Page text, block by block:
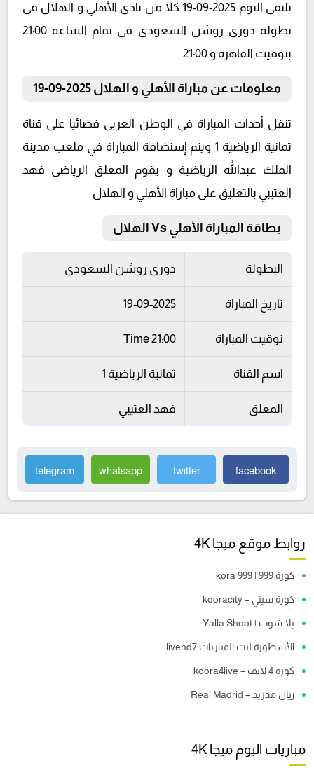
يلتقى اليوم 2025-09-19 كلا من نادى الأهلي و الهلال فى
بطولة دوري روشن السعودي فى تمام الساعة 21:00
بتوقيت القاهرة و 21:00.
معلومات عن مباراة الأهلي و الهلال 2025-09-19
تنقل أحداث المباراة في الوطن العربي فضائيا على قناة
ثمانية الرياضية 1 ويتم إستضافة المباراة في ملعب مدينة
الملك عبدالله الرياضية و يقوم المعلق الرياضى فهد
العتيبي بالتعليق على مباراة الأهلي و الهلال
بطاقة المباراة الأهلي Vs الهلال
البطولة دوري روشن السعودي
تاريخ المباراة 19-09-2025
توقيت المباراة 21:00 Time
اسم القناة ثمانية الرياضية 1
المعلق فهد العتيبي
facebook
twitter
whatsapp
telegram
روابط موقع ميجا 4K
كورة 999 | kora 999
كورة سيتي – kooracity
يلا شوت | Yalla Shoot
الأسطورة لبث المباريات livehd7
كورة 4 لايف – koora4live
ريال مدريد – Real Madrid
مباريات اليوم ميجا 4K